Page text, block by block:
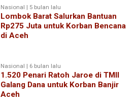
Nasional | 5 bulan lalu
Lombok Barat Salurkan Bantuan
Rp275 Juta untuk Korban Bencana
di Aceh
Nasional | 6 bulan lalu
1.520 Penari Ratoh Jaroe di TMII
Galang Dana untuk Korban Banjir
Aceh